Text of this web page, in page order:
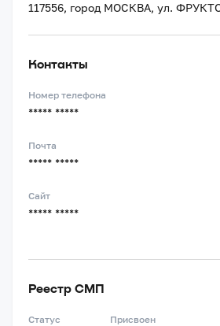
117556, город МОСКВА, ул.
Контакты
Номер телефона
***** *****
Почта
***** *****
Сайт
***** *****
Реестр СМП
Статус Присвоен